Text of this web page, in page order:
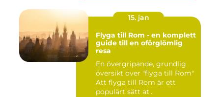
15. jan
Flyga till Rom - en komplett
guide till en oförglömlig
resa
En övergripande, grundlig
översikt över "flyga till Rom"
Att flyga till Rom är ett
populärt sätt at...